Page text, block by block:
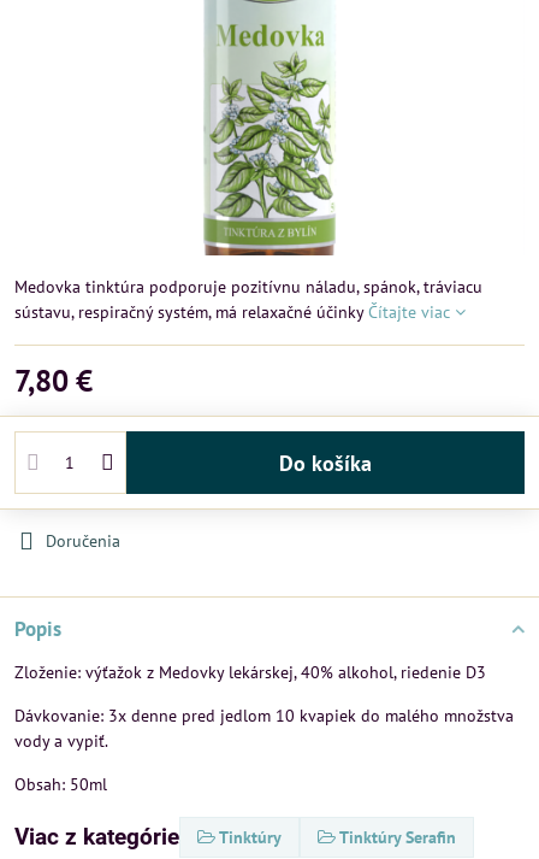
Medovka tinktúra podporuje pozitívnu náladu, spánok, tráviacu
sústavu, respiračný systém, má relaxačné účinkyČítajte viac
7,80 €
Do košíka
Doručenia
Popis
Zloženie: výťažok z Medovky lekárskej, 40% alkohol, riedenie D3
Dávkovanie: 3x denne pred jedlom 10 kvapiek do malého množstva
vody a vypiť.
Obsah: 50ml
Viac z kategórie Tinktúry Tinktúry Serafin